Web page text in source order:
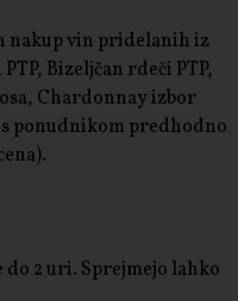
nakup vin pridelanih iz
Bizeljčan rdeči PTP,
Chardonnay izbor
s ponudnikom predhodno
do 2 uri. Sprejmejo lahko